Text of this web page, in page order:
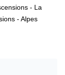
- La
- Alpes